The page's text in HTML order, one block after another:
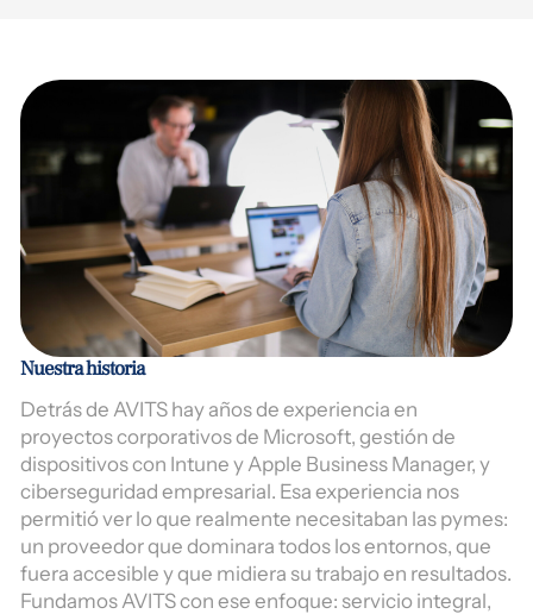
Nuestra historia
Detrás de AVITS hay años de experiencia en
proyectos corporativos de Microsoft, gestión de
dispositivos con Intune y Apple Business Manager, y
ciberseguridad empresarial. Esa experiencia nos
permitió ver lo que realmente necesitaban las pymes:
un proveedor que dominara todos los entornos, que
fuera accesible y que midiera su trabajo en resultados.
Fundamos AVITS con ese enfoque: servicio integral,